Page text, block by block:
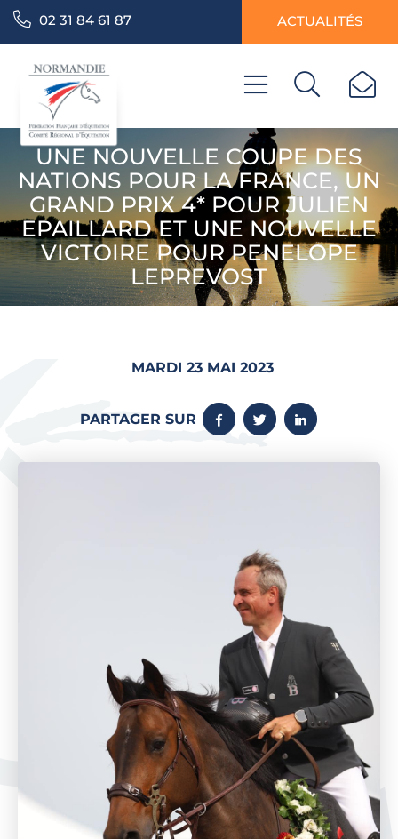
02 31 84 61 87 ACTUALITÉS
UNE NOUVELLE COUPE DES
NATIONS POUR LA FRANCE, UN
GRAND PRIX 4* POUR JULIEN
EPAILLARD ET UNE NOUVELLE
VICTOIRE POUR PENELOPE
LEPREVOST
MARDI 23 MAI 2023
PARTAGER SUR